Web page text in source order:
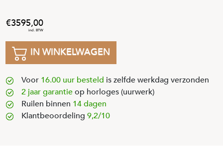
3595,00
IN WINKELWAGEN
Voor 16.00 uur besteld is zelfde werkdag verzonden
2 jaar garantieop horloges (uurwerk)
Ruilen binnen 14 dagen
Klantbeoordeling 9,2/10